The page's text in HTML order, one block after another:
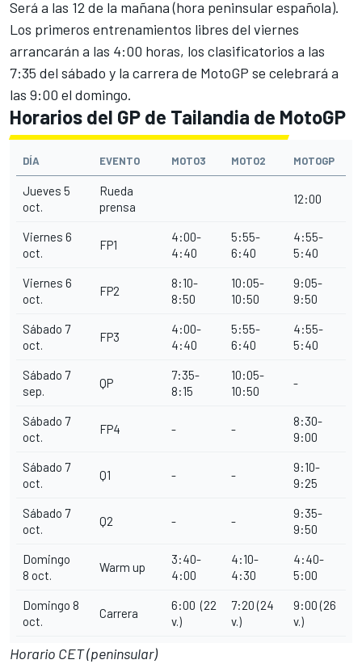
Será a las 12 de la mañana (hora peninsular española).
Los primeros entrenamientos libres del viernes
arrancarán a las 4:00 horas, los clasificatorios a las
7:35 del sábado y la carrera de MotoGP se celebrará a
las 9:00 el domingo.
Horarios del GP de Tailandia de MotoGP
Jueves 5
oct.
Rueda
prensa
12:00
Viernes 6
oct.
FP1
4:00-
4:40
5:55-
6:40
4:55-
5:40
Viernes 6
oct.
FP2
8:10-
8:50
10:05-
10:50
9:05-
9:50
Sábado 7
oct.
FP3
4:00-
4:40
5:55-
6:40
4:55-
5:40
Sábado 7
sep.
QP
7:35-
8:15
10:05-
10:50
-
Sábado 7
oct.
FP4 - -
8:30-
9:00
Sábado 7
oct.
Q1 - -
9:10-
9:25
Sábado 7
oct.
Q2 - -
9:35-
9:50
Domingo
8 oct.
Warm up
3:40-
4:00
4:10-
4:30
4:40-
5:00
Domingo 8
oct.
Carrera
6:00 (22
v.)
7:20 (24
v.)
9:00 (26
v.)
DÍA EVENTO MOTO3 MOTO2 MOTOGP
Horario CET (peninsular)